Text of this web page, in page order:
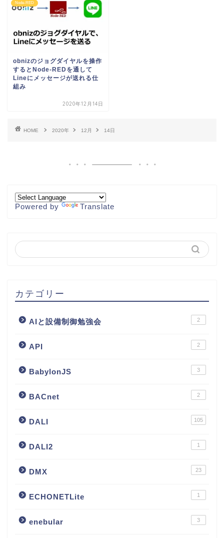
Node-RED
obnizのジョグダイヤルを操作
するとNode-REDを通して
Lineにメッセージが送れる仕
組み
2020年12月14日
HOME 2020年 12月 14日
Powered by Translate
カテゴリー
AIと設備制御勉強会 2
API 2
BabylonJS 3
BACnet 2
DALI 105
DALI2 1
DMX 23
ECHONETLite 1
enebular 3